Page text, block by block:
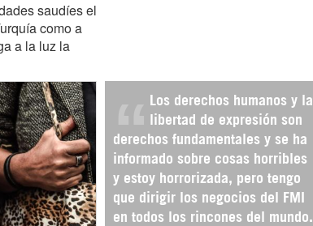
saudíes el
como a
a la luz la
Los derechos humanos y la
libertad de expresión son
derechos fundamentales y se ha
informado sobre cosas horribles
y estoy horrorizada, pero tengo
que dirigir los negocios del FMI
en todos los rincones del mundo.